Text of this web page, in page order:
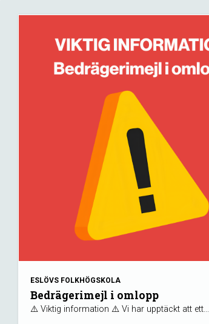
ESLÖVS FOLKHÖGSKOLA
Bedrägerimejl i omlopp
⚠️ Viktig information ⚠️ Vi har upptäckt att ett...